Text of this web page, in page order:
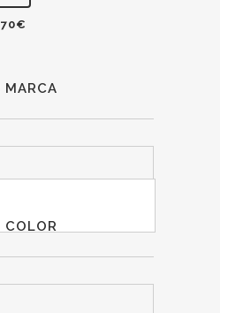
70€
MARCA
COLOR